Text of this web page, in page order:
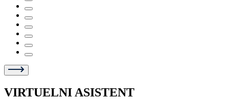
VIRTUELNI ASISTENT